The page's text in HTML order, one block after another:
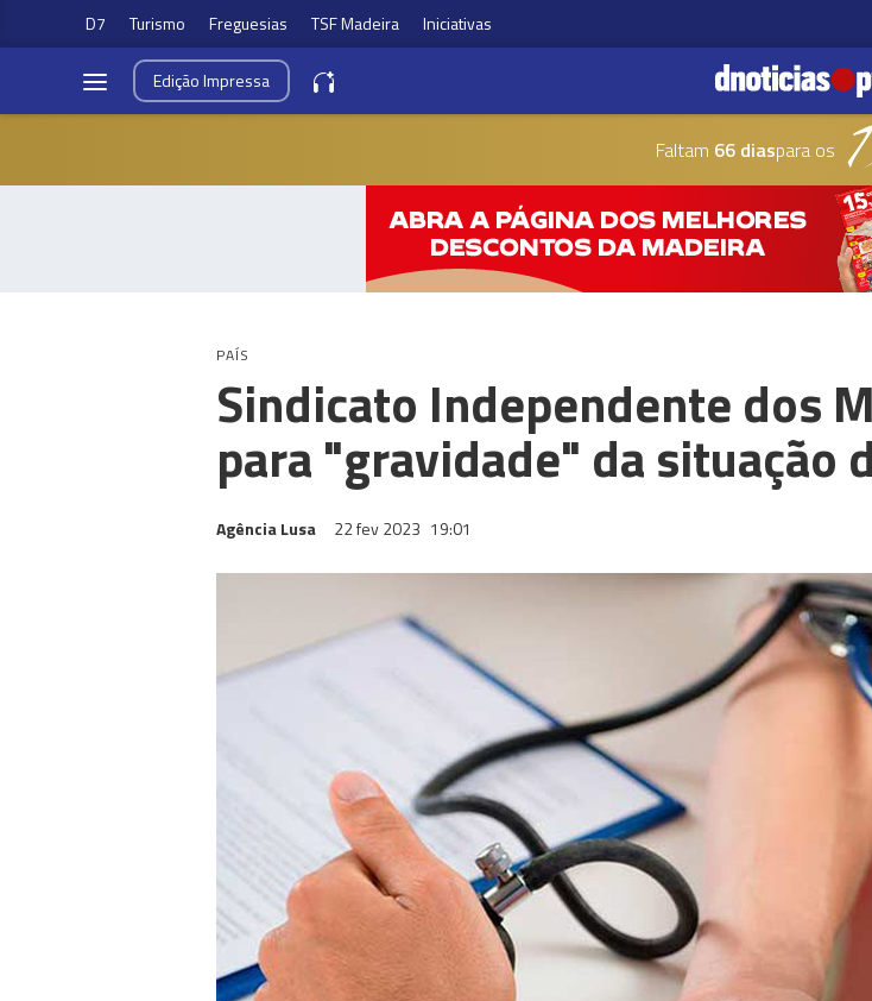
D7 Turismo Freguesias TSF Madeira Iniciativas
EdiçãoImpressa
Faltam 66 diaspara os
PAÍS
Sindicato Independente dos
para "gravidade" da situação
Agência Lusa 22 fev 2023 19:01